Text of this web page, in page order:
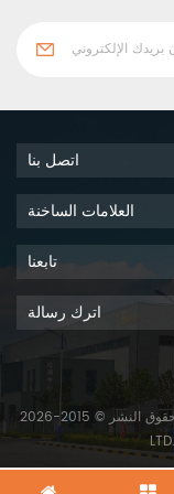
اتصل بنا
العلامات الساخنة
تابعنا
اترك رسالة
حقوق النشر © 2015-2026 WISKIND ARCHITECTURAL STEEL CO.，